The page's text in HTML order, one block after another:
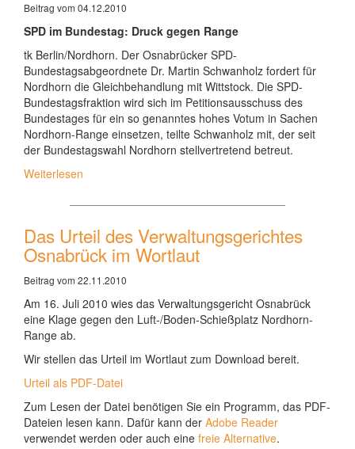
Beitrag vom 04.12.2010
SPD im Bundestag: Druck gegen Range
tk Berlin/Nordhorn. Der Osnabrücker SPD-
Bundestagsabgeordnete Dr. Martin Schwanholz fordert für
Nordhorn die Gleichbehandlung mit Wittstock. Die SPD-
Bundestagsfraktion wird sich im Petitionsausschuss des
Bundestages für ein so genanntes hohes Votum in Sachen
Nordhorn-Range einsetzen, teilte Schwanholz mit, der seit
der Bundestagswahl Nordhorn stellvertretend betreut.
Weiterlesen
Das Urteil des Verwaltungsgerichtes
Osnabrück im Wortlaut
Beitrag vom 22.11.2010
Am 16. Juli 2010 wies das Verwaltungsgericht Osnabrück
eine Klage gegen den Luft-/Boden-Schießplatz Nordhorn-
Range ab.
Wir stellen das Urteil im Wortlaut zum Download bereit.
Urteil als PDF-Datei
Zum Lesen der Datei benötigen Sie ein Programm, das PDF-
Dateien lesen kann. Dafür kann der Adobe Reader
verwendet werden oder auch eine freie Alternative.